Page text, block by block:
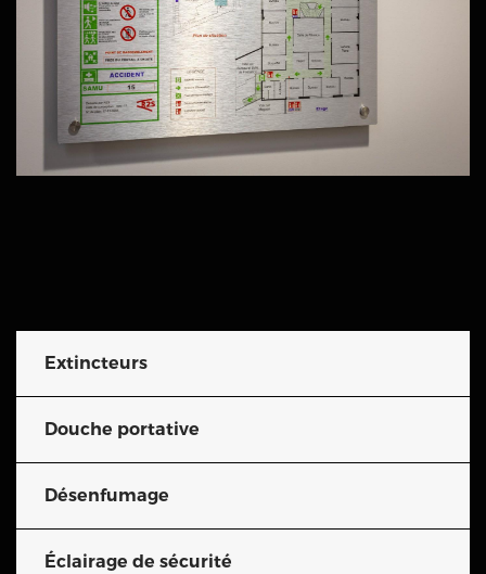
Extincteurs
Douche portative
Désenfumage
Éclairage de sécurité